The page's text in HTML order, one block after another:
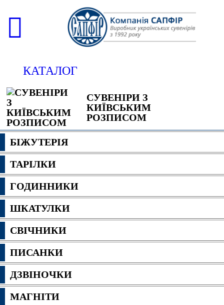
КАТАЛОГ
СУВЕНІРИ З
КИЇВСЬКИМ
РОЗПИСОМ
БІЖУТЕРІЯ
ТАРІЛКИ
ГОДИННИКИ
ШКАТУЛКИ
СВІЧНИКИ
ПИСАНКИ
ДЗВІНОЧКИ
МАГНІТИ